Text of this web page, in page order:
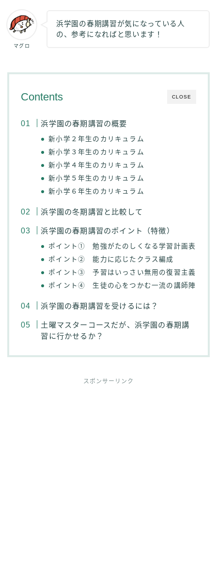
マグロ
浜学園の春期講習が気になっている人
の、参考になればと思います！
CLOSE
Contents
浜学園の春期講習の概要
新小学２年生のカリキュラム
新小学３年生のカリキュラム
新小学４年生のカリキュラム
新小学５年生のカリキュラム
新小学６年生のカリキュラム
浜学園の冬期講習と比較して
浜学園の春期講習のポイント（特徴）
ポイント① 勉強がたのしくなる学習計画表
ポイント② 能力に応じたクラス編成
ポイント③ 予習はいっさい無用の復習主義
ポイント④ 生徒の心をつかむ一流の講師陣
浜学園の春期講習を受けるには？
土曜マスターコースだが、浜学園の春期講
習に行かせるか？
スポンサーリンク